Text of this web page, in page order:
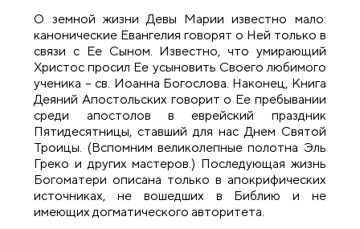
О земной жизни Девы Марии известно мало:
канонические Евангелия говорят о Ней только в
связи с Ее Сыном. Известно, что умирающий
Христос просил Ее усыновить Своего любимого
ученика – св. Иоанна Богослова. Наконец, Книга
Деяний Апостольских говорит о Ее пребывании
среди апостолов в еврейский праздник
Пятидесят­ницы, ставший для нас Днем Святой
Троицы. (Вспомним великолеп­ные полотна Эль
Греко и других мастеров.) Последующая жизнь
Богоматери описана только в апокрифических
источниках, не вошедших в Библию и не
имеющих догматического авторитета.